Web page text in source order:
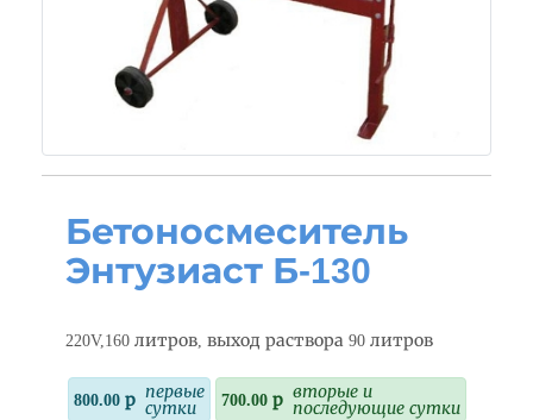
Бетоносмеситель
Энтузиаст Б-130
220V,160 литров, выход раствора 90 литров
800.00 р первые
сутки
700.00 р вторые и
последующие сутки